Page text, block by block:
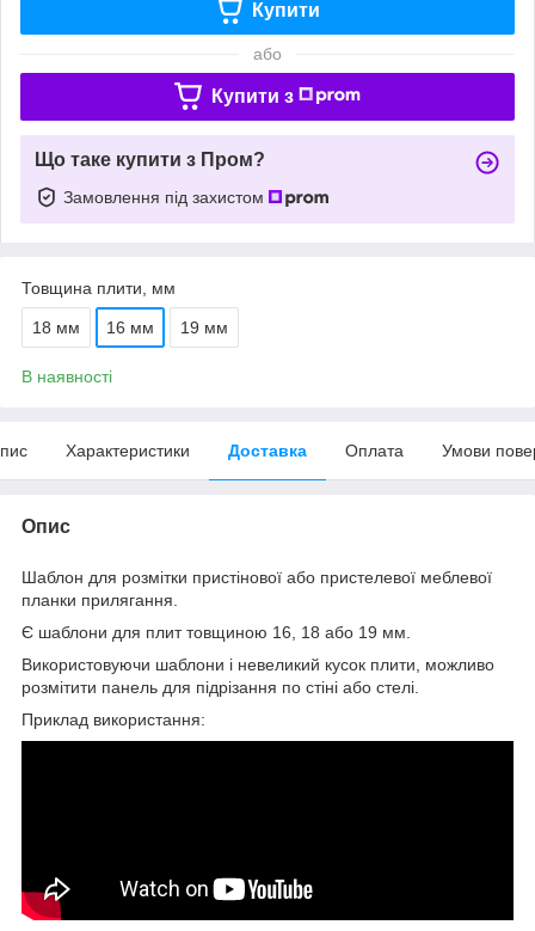
Купити
або
Купити з
Що таке купити з Пром?
Замовлення під захистом
Товщина плити, мм
18 мм 16 мм 19 мм
В наявності
Характеристики Доставка Оплата Умови
Опис
Шаблон для розмітки пристінової або пристелевої меблевої
планки прилягання.
Є шаблони для плит товщиною 16, 18 або 19 мм.
Використовуючи шаблони і невеликий кусок плити, можливо
розмітити панель для підрізання по стіні або стелі.
Приклад використання: